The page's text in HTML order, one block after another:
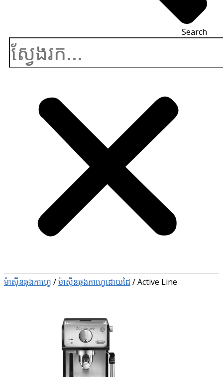
Search
ម៉ាស៊ីនឆុងកាហ្វេ /ម៉ាស៊ីនឆុងកាហ្វេដោយដៃ /Active Line